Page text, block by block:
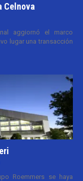
Celnova
aggiornó el marco
lugar una transacción
Roemmers se haya